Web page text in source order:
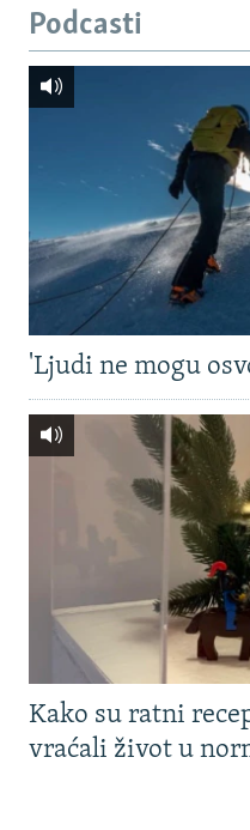
Podcasti
'Ljudi ne mogu
Kako su ratni
vraćali život u